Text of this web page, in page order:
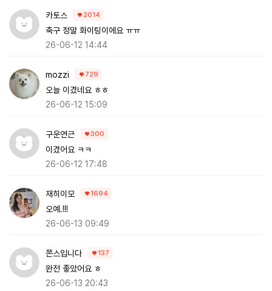
카토스 2014
축구 정말 화이팅이에요 ㅠㅠ
26-06-12 14:44
mozzi 729
오늘 이겼네요 ㅎㅎ
26-06-12 15:09
구운연근 300
이겼어요 ㅋㅋ
26-06-12 17:48
재히이모 1694
오예.!!!
26-06-13 09:49
쫀스입니다 137
완전 좋았어요 ㅎ
26-06-13 20:43